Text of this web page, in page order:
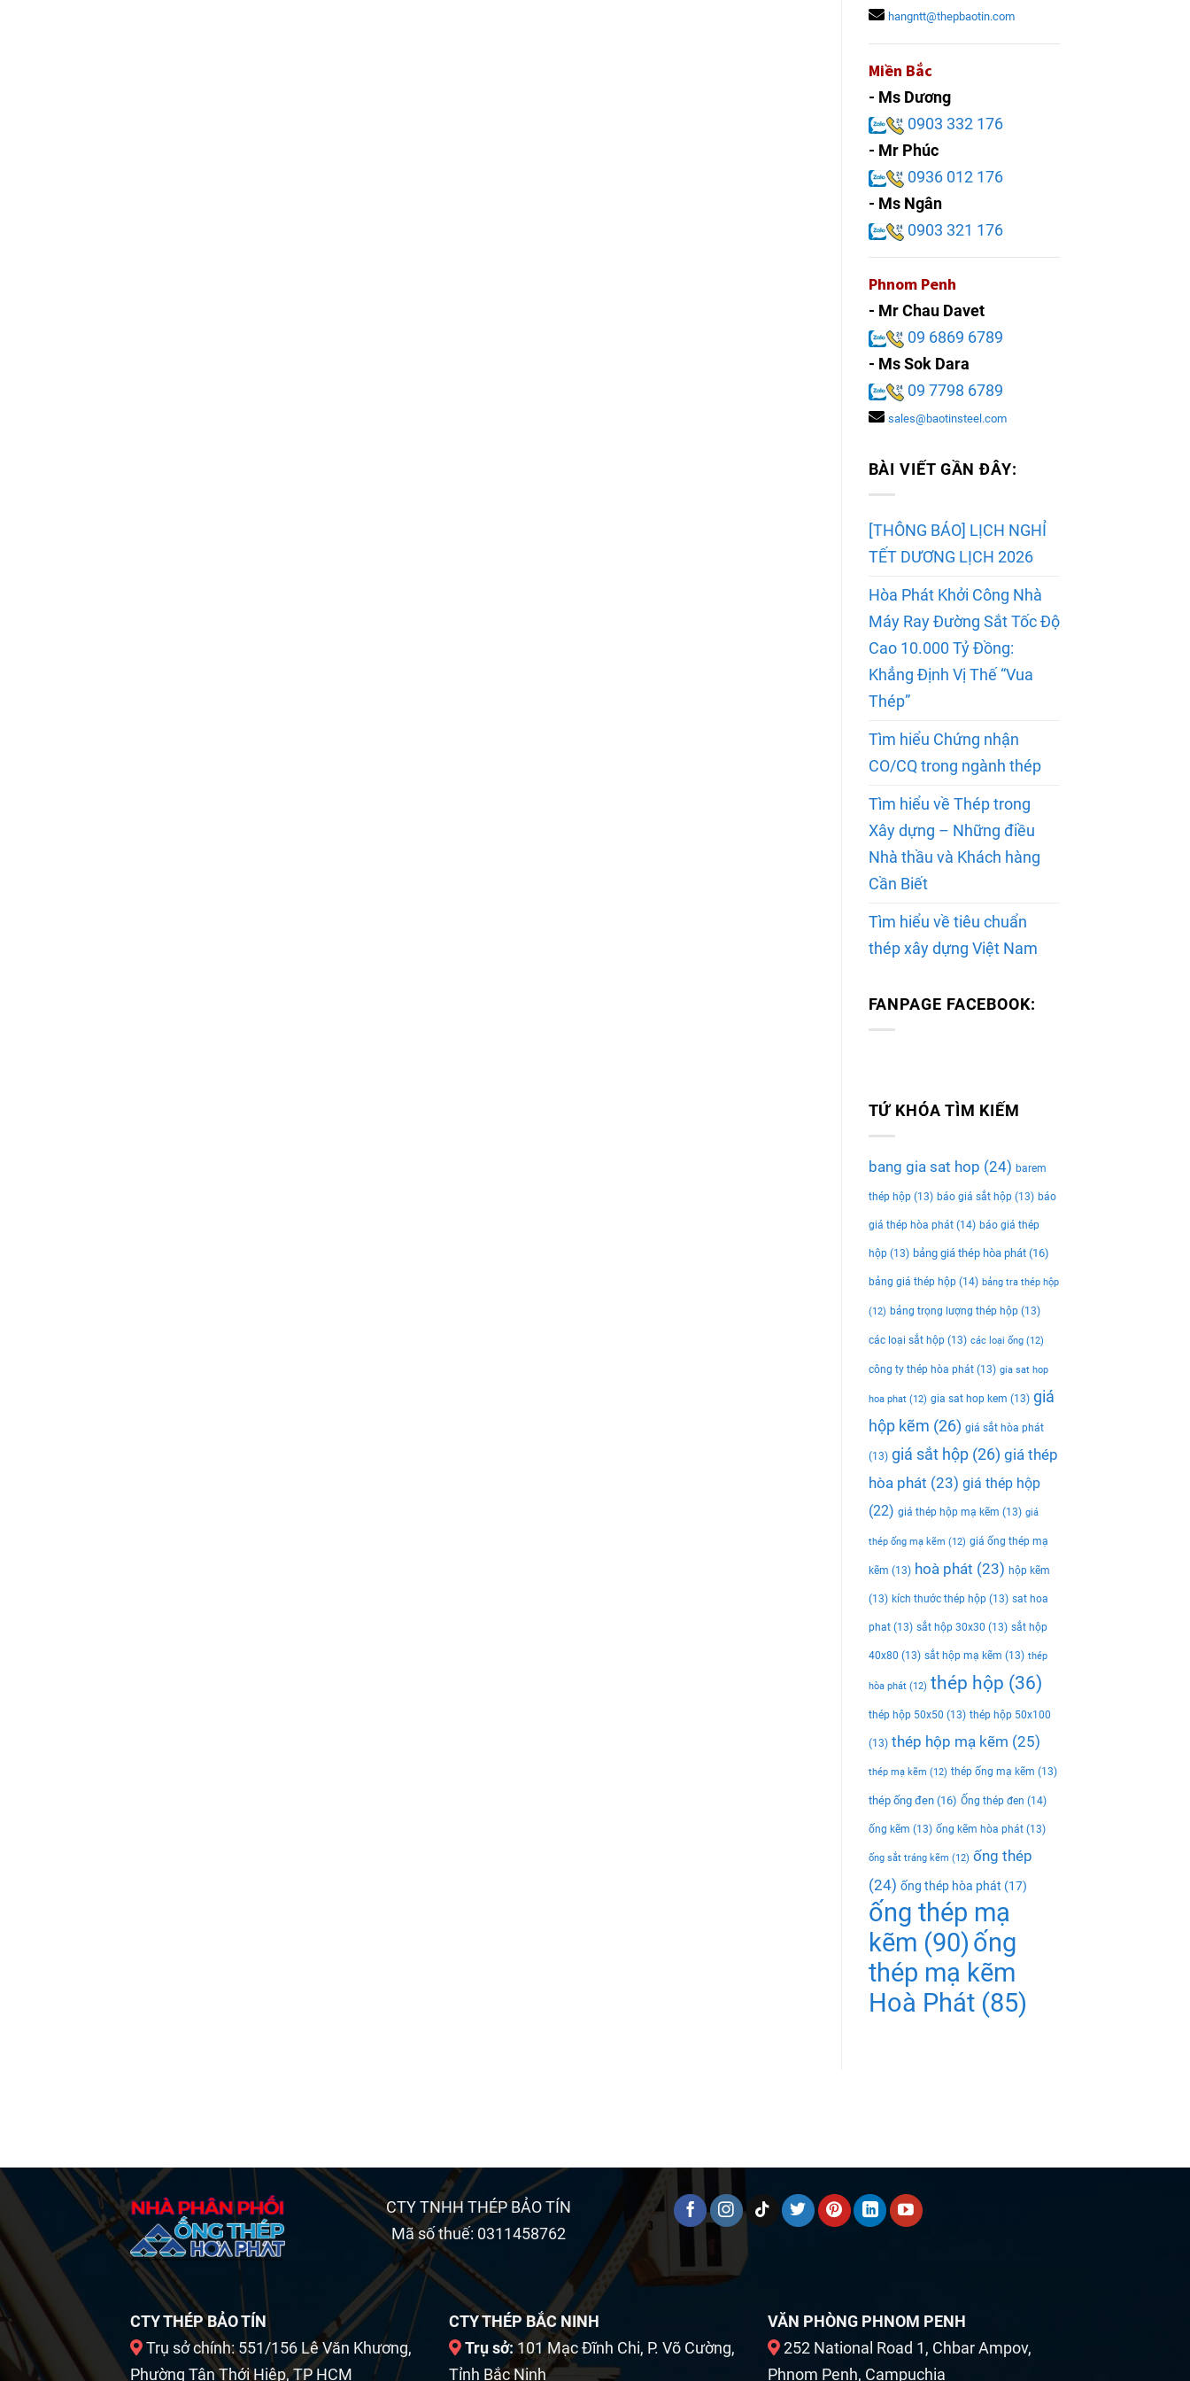
hangntt@thepbaotin.com
Miền Bắc
- Ms Dương
0903 332 176
- Mr Phúc
0936 012 176
- Ms Ngân
0903 321 176
Phnom Penh
- Mr Chau Davet
09 6869 6789
- Ms Sok Dara
09 7798 6789
sales@baotinsteel.com
BÀI VIẾT GẦN ĐÂY:
[THÔNG BÁO] LỊCH NGHỈ
TẾT DƯƠNG LỊCH 2026
Hòa Phát Khởi Công Nhà
Máy Ray Đường Sắt Tốc Độ
Cao 10.000 Tỷ Đồng:
Khẳng Định Vị Thế “Vua
Thép”
Tìm hiểu Chứng nhận
CO/CQ trong ngành thép
Tìm hiểu về Thép trong
Xây dựng – Những điều
Nhà thầu và Khách hàng
Cần Biết
Tìm hiểu về tiêu chuẩn
thép xây dựng Việt Nam
FANPAGE FACEBOOK:
TỨ KHÓA TÌM KIẾM
bang gia sat hop (24) barem
thép hộp(13) báo giá sắt hộp(13) báo
giá thép hòa phát(14) báo giá thép
hộp(13) bảng giá thép hòa phát(16)
bảng giá thép hộp(14) bảng tra thép hộp
(12) bảng trọng lượng thép hộp(13)
các loại sắt hộp(13) các loại ống(12)
công ty thép hòa phát(13) gia sat hop
hoa phat(12) gia sat hop kem (13) giá
hộp kẽm (26) giá sắt hòa phát
(13) giá sắt hộp(26) giá thép
hòa phát (23) giá thép hộp
(22) giá thép hộp mạ kẽm (13) giá
thép ống mạ kẽm (12) giá ống thép mạ
kẽm (13) hoà phát (23) hộp kẽm
(13) kích thước thép hộp(13) sat hoa
phat(13) sắt hộp 30x30 (13) sắt hộp
40x80 (13) sắt hộp mạ kẽm (13) thép
hòa phát(12) thép hộp (36)
thép hộp 50x50 (13) thép hộp 50x100
(13) thép hộp mạ kẽm (25)
thép mạ kẽm (12) thép ống mạ kẽm (13)
thép ống đen(16) Ống thép đen (14)
ống kẽm (13) ống kẽm hòa phát(13)
ống sắt tráng kẽm (12) ống thép
(24) ống thép hòa phát (17)
ống thép mạ
kẽm (90) ống
thép mạ kẽm
Hoà Phát(85)
CTY TNHH THÉP BẢO TÍN
Mã số thuế: 0311458762
CTY THÉP BẢO TÍN
Trụ sở chính: 551/156 Lê Văn Khương,
Phường Tân Thới Hiệp, TP HCM
CTY THÉP BẮC NINH
Trụ sở:101 Mạc Đĩnh Chi, P. Võ Cường,
Tỉnh Bắc Ninh
VĂN PHÒNG PHNOM PENH
252 National Road 1, Chbar Ampov,
Phnom Penh, Campuchia